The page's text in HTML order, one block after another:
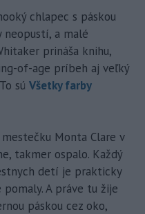
chlapec s páskou
neopustí, a malé
prináša knihu,
of-age príbeh aj veľký
sú Všetky farby
Monta Clare v
takmer ospalo. Každý
detí je prakticky
A práve tu žije
páskou cez oko,